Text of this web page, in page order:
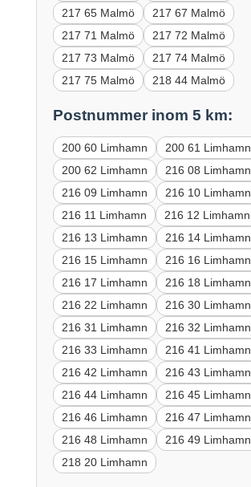
217 65 Malmö
217 67 Malmö
217 71 Malmö
217 72 Malmö
217 73 Malmö
217 74 Malmö
217 75 Malmö
218 44 Malmö
Postnummer inom 5 km:
200 60 Limhamn
200 61 Limhamn
200 62 Limhamn
216 08 Limhamn
216 09 Limhamn
216 10 Limhamn
216 11 Limhamn
216 12 Limhamn
216 13 Limhamn
216 14 Limhamn
216 15 Limhamn
216 16 Limhamn
216 17 Limhamn
216 18 Limhamn
216 22 Limhamn
216 30 Limhamn
216 31 Limhamn
216 32 Limhamn
216 33 Limhamn
216 41 Limhamn
216 42 Limhamn
216 43 Limhamn
216 44 Limhamn
216 45 Limhamn
216 46 Limhamn
216 47 Limhamn
216 48 Limhamn
216 49 Limhamn
218 20 Limhamn